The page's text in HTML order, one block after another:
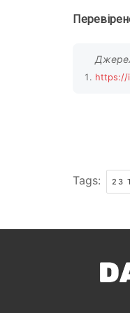
https://
Tags: 23